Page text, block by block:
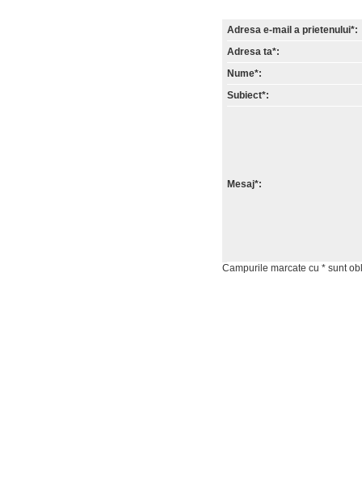
Adresa e-mail a prietenului*:
Adresa ta*:
Nume*:
Subiect*:
Mesaj*:
Campurile marcate cu * sunt